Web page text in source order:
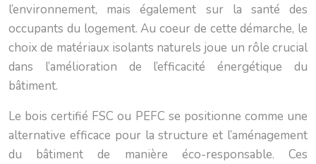
l’environnement, mais également sur la santé des
occupants du logement. Au coeur de cette démarche, le
choix de matériaux isolants naturels joue un rôle crucial
dans l’amélioration de l’efficacité énergétique du
bâtiment.
Le bois certifié FSC ou PEFC se positionne comme une
alternative efficace pour la structure et l’aménagement
du bâtiment de manière éco-responsable. Ces